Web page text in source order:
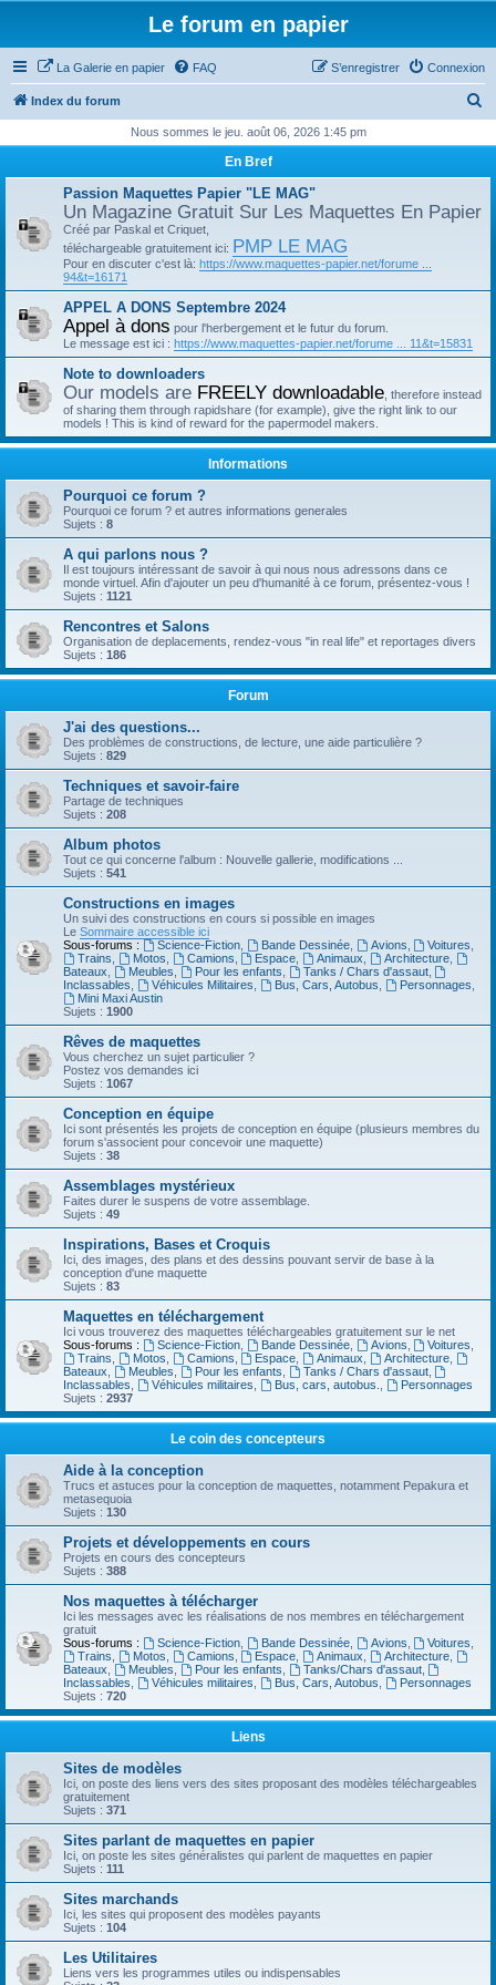
Le forum en papier
La Galerie en papier FAQ Connexion
S’enregistrer
Index du forum
h
Nous sommes le jeu. août 06, 2026 1:45 pm
En Bref
Passion Maquettes Papier "LE MAG"
Un Magazine Gratuit Sur Les Maquettes En Papier
Créé par Paskal et Criquet,
téléchargeable gratuitement ici: PMP LE MAG
Pour en discuter c'est là: https://www.maquettes-papier.net/forume ...
94&t=16171
APPEL A DONS Septembre 2024
Appel à dons pour l'herbergement et le futur du forum.
Le message est ici : https://www.maquettes-papier.net/forume ... 11&t=15831
Note to downloaders
Our models are FREELY downloadable , therefore instead
of sharing them through rapidshare (for example), give the right link to our
models ! This is kind of reward for the papermodel makers.
Informations
Pourquoi ce forum ?
Pourquoi ce forum ? et autres informations generales
Sujets : 8
A qui parlons nous ?
Il est toujours intéressant de savoir à qui nous nous adressons dans ce
monde virtuel. Afin d'ajouter un peu d'humanité à ce forum, présentez-vous !
Sujets : 1121
Rencontres et Salons
Organisation de deplacements, rendez-vous "in real life" et reportages divers
Sujets : 186
Forum
J'ai des questions...
Des problèmes de constructions, de lecture, une aide particulière ?
Sujets : 829
Techniques et savoir-faire
Partage de techniques
Sujets : 208
Album photos
Tout ce qui concerne l'album : Nouvelle gallerie, modifications ...
Sujets : 541
Constructions en images
Un suivi des constructions en cours si possible en images
Le Sommaire accessible ici
Sous-forums :
Science-Fiction, Bande Dessinée, Avions Voitures
Trains
Motos Camions Espace Animaux Architecture
Bateaux
Meubles Pour les enfants Tanks / Chars d'assaut,
Inclassables
Véhicules Militaires Bus, Cars, Autobus Personnages
Mini Maxi Austin
Sujets : 1900
Rêves de maquettes
Vous cherchez un sujet particulier ?
Postez vos demandes ici
Sujets : 1067
Conception en équipe
Ici sont présentés les projets de conception en équipe (plusieurs membres du
forum s'associent pour concevoir une maquette)
Sujets : 38
Assemblages mystérieux
Faites durer le suspens de votre assemblage.
Sujets : 49
Inspirations, Bases et Croquis
Ici, des images, des plans et des dessins pouvant servir de base à la
conception d'une maquette
Sujets : 83
Maquettes en téléchargement
Ici vous trouverez des maquettes téléchargeables gratuitement sur le net
Sous-forums :
Science-Fiction, Bande Dessinée, Avions Voitures
Trains
Motos Camions Espace Animaux Architecture
Bateaux
Meubles Pour les enfants Tanks / Chars d'assaut,
Inclassables
Véhicules militaires Bus, cars, autobus.
Personnages
Sujets : 2937
Le coin des concepteurs
Aide à la conception
Trucs et astuces pour la conception de maquettes, notamment Pepakura et
metasequoia
Sujets : 130
Projets et développements en cours
Projets en cours des concepteurs
Sujets : 388
Nos maquettes à télécharger
Ici les messages avec les réalisations de nos membres en téléchargement
gratuit
Sous-forums :
Science-Fiction, Bande Dessinée, Avions Voitures
Trains
Motos Camions Espace Animaux Architecture
Bateaux
Meubles Pour les enfants Tanks/Chars d'assaut,
Inclassables
Véhicules militaires Bus, Cars, Autobus
Personnages
Sujets : 720
Liens
Sites de modèles
Ici, on poste des liens vers des sites proposant des modèles téléchargeables
gratuitement
Sujets : 371
Sites parlant de maquettes en papier
Ici, on poste les sites généralistes qui parlent de maquettes en papier
Sujets : 111
Sites marchands
Ici, les sites qui proposent des modèles payants
Sujets : 104
Les Utilitaires
Liens vers les programmes utiles ou indispensables